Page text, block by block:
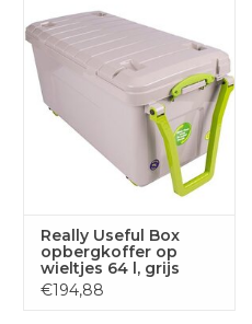
Really Useful Box
opbergkoffer op
wieltjes 64 l, grijs
€194,88